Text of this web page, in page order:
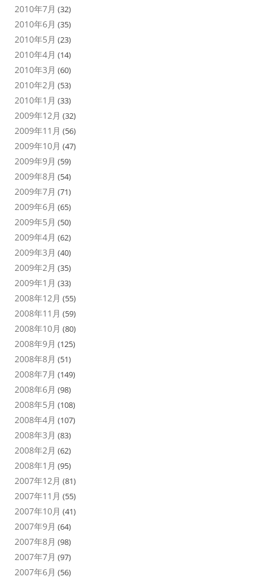
2010年7月 (32)
2010年6月 (35)
2010年5月 (23)
2010年4月 (14)
2010年3月 (60)
2010年2月 (53)
2010年1月 (33)
2009年12月 (32)
2009年11月 (56)
2009年10月 (47)
2009年9月 (59)
2009年8月 (54)
2009年7月 (71)
2009年6月 (65)
2009年5月 (50)
2009年4月 (62)
2009年3月 (40)
2009年2月 (35)
2009年1月 (33)
2008年12月 (55)
2008年11月 (59)
2008年10月 (80)
2008年9月 (125)
2008年8月 (51)
2008年7月 (149)
2008年6月 (98)
2008年5月 (108)
2008年4月 (107)
2008年3月 (83)
2008年2月 (62)
2008年1月 (95)
2007年12月 (81)
2007年11月 (55)
2007年10月 (41)
2007年9月 (64)
2007年8月 (98)
2007年7月 (97)
2007年6月 (56)